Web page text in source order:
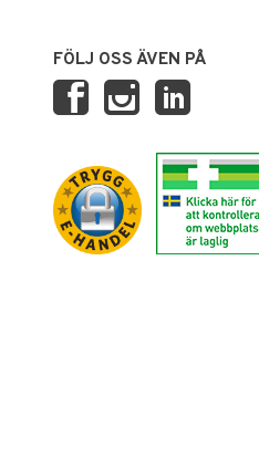
FÖLJ OSS ÄVEN PÅ